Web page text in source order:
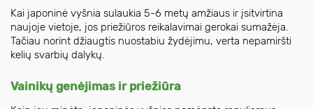
Kai japoninė vyšnia sulaukia 5-6 metų amžiaus ir įsitvirtina
naujoje vietoje, jos priežiūros reikalavimai gerokai sumažėja.
Tačiau norint džiaugtis nuostabiu žydėjimu, verta nepamiršti
kelių svarbių dalykų.
Vainikų genėjimas ir priežiūra